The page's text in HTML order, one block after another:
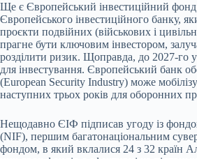
Ще є Європейський інвестиційний
Європейського інвестиційного банку,
проєкти подвійних (військових і
прагне бути ключовим інвестором,
розділити ризик. Щоправда, до 2027-го
для інвестування. Європейський банк
(European Security Industry) може
наступних трьох років для оборонних
Нещодавно ЄІФ підписав угоду із
(NIF), першим багатонаціональним
фондом, в який вклалися 24 з 32 країн